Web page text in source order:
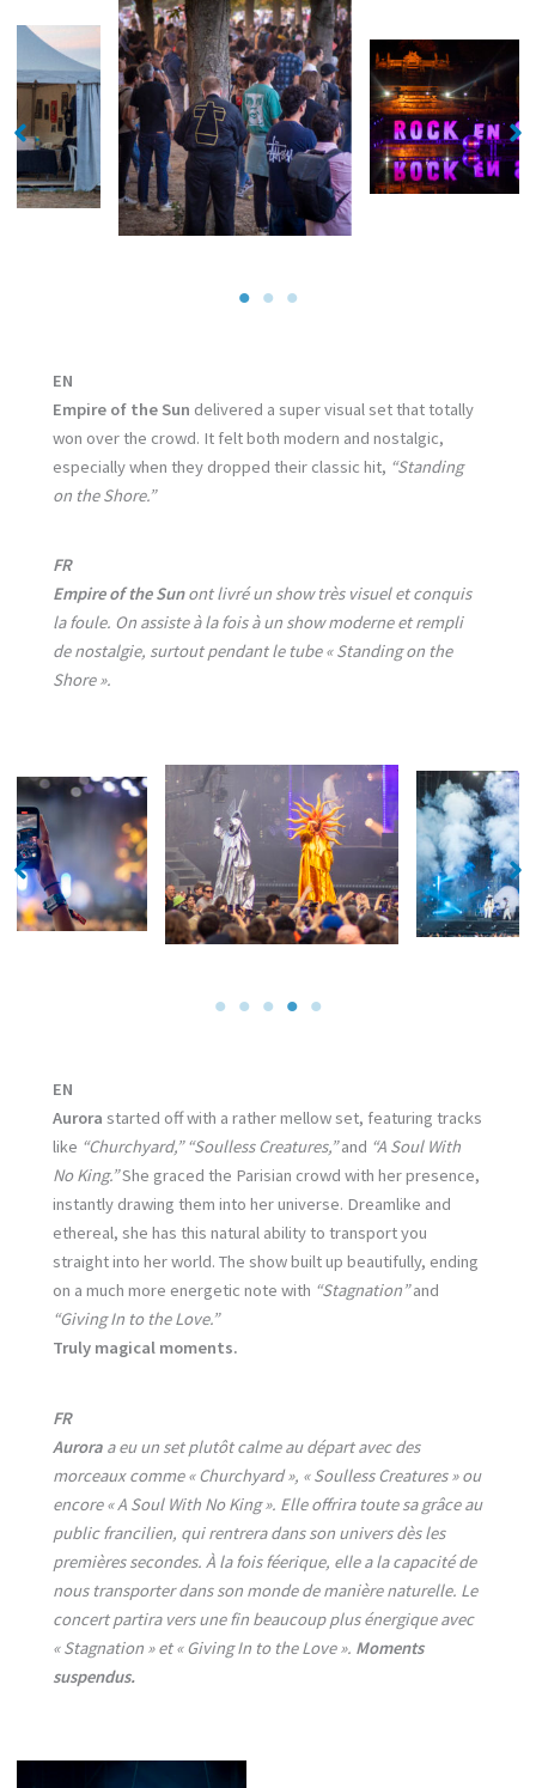
No Caption No Caption
EN
Empire of the Sun delivered a super visual set that totally
won over the crowd. It felt both modern and nostalgic,
especially when they dropped their classic hit, “Standing
on the Shore.”
FR
Empire of the Sunont livré un show très visuel et conquis
la foule. On assiste à la fois à un show moderne et rempli
de nostalgie, surtout pendant le tube « Standing on the
Shore ».
No Caption No Caption
EN
Aurora started off with a rather mellow set, featuring tracks
like “Churchyard,” “Soulless Creatures,”and “A Soul With
No King.”She graced the Parisian crowd with her presence,
instantly drawing them into her universe. Dreamlike and
ethereal, she has this natural ability to transport you
straight into her world. The show built up beautifully, ending
on a much more energetic note with “Stagnation”and
“Giving In to the Love.”
Truly magical moments.
FR
Aurora a eu un set plutôt calme au départ avec des
morceaux comme « Churchyard », « Soulless Creatures » ou
encore « A Soul With No King ». Elle offrira toute sa grâce au
public francilien, qui rentrera dans son univers dès les
premières secondes. À la fois féerique, elle a la capacité de
nous transporter dans son monde de manière naturelle. Le
concert partira vers une fin beaucoup plus énergique avec
« Stagnation » et « Giving In to the Love ». Moments
suspendus.